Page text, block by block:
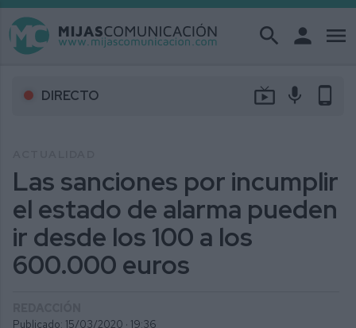
search person menu
DIRECTO live_tv mic phone_android
Las sanciones por incumplir
el estado de alarma pueden
ir desde los 100 a los
600.000 euros
Publicado: 15/03/2020 · 19:36